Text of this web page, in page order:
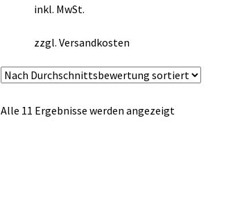
inkl. MwSt.
zzgl. Versandkosten
Alle 11 Ergebnisse werden angezeigtNach